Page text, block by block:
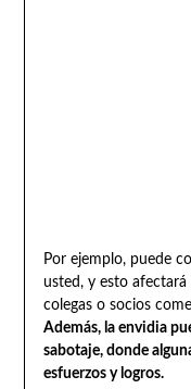
Por ejemplo, puede
usted, y esto
colegas o socios
Además, la envidia
sabotaje, donde
esfuerzos y logros.